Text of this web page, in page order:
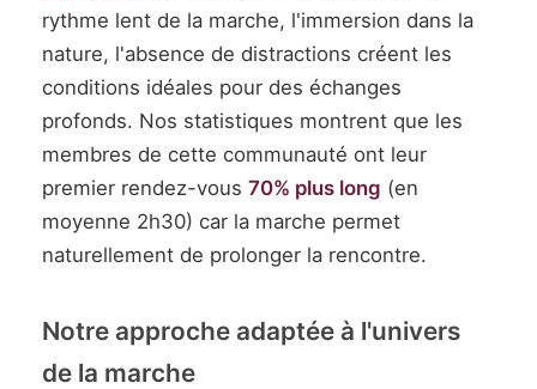
rythme lent de la marche, l'immersion dans la
nature, l'absence de distractions créent les
conditions idéales pour des échanges
profonds. Nos statistiques montrent que les
membres de cette communauté ont leur
premier rendez-vous 70% plus long (en
moyenne 2h30) car la marche permet
naturellement de prolonger la rencontre.
Notre approche adaptée à l'univers
de la marche